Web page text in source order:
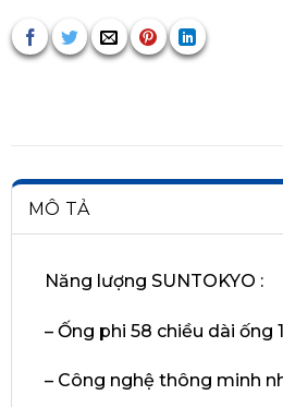
MÔ TẢ
Năng lượng SUNTOKYO :
– Ống phi 58 chiều dài ống
– Công nghệ thông minh